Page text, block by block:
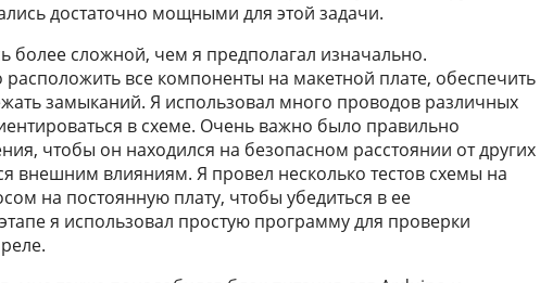
достаточно мощными для этой задачи.
более сложной, чем я предполагал изначально.
все компоненты на макетной плате, обеспечить
замыканий. Я использовал много проводов различных
в схеме. Очень важно было правильно
чтобы он находился на безопасном расстоянии от других
внешним влияниям. Я провел несколько тестов схемы на
на постоянную плату, чтобы убедиться в ее
я использовал простую программу для проверки